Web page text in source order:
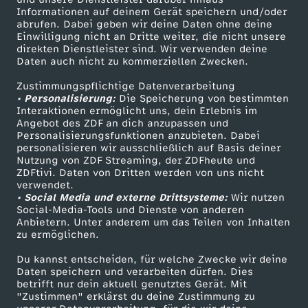
Informationen auf deinem Gerät speichern und/oder
abrufen. Dabei geben wir deine Daten ohne deine
Einwilligung nicht an Dritte weiter, die nicht unsere
direkten Dienstleister sind. Wir verwenden deine
Daten auch nicht zu kommerziellen Zwecken.
Zustimmungspflichtige Datenverarbeitung
• Personalisierung:Die Speicherung von bestimmten
Interaktionen ermöglicht uns, dein Erlebnis im
Angebot des ZDF an dich anzupassen und
Personalisierungsfunktionen anzubieten. Dabei
personalisieren wir ausschließlich auf Basis deiner
Nutzung von ZDF Streaming, der ZDFheute und
ZDFtivi. Daten von Dritten werden von uns nicht
verwendet.
• Social Media und externe Drittsysteme:Wir nutzen
Social-Media-Tools und Dienste von anderen
Anbietern. Unter anderem um das Teilen von Inhalten
zu ermöglichen.
Du kannst entscheiden, für welche Zwecke wir deine
Daten speichern und verarbeiten dürfen. Dies
betrifft nur dein aktuell genutztes Gerät. Mit
"Zustimmen" erklärst du deine Zustimmung zu
e
l
s
u
n
d
F
l
u
s
e
s
I
I
.
u
w
e
r
k
e
d
e
r
n
d
e
s
P
o
p
r
e
n
v
o
n
O
d
y
e
l
k
i
s
t
e
s
–
W
e
n
n
e
s
N
M
e
l
a
n
i
a
r
i
o
n
W
a
s
s
e
r
ZDF-Apps
Smart TV
ZDFtext
Livestreams
Sendungen A-Z
TV-Programm
ZDFmitreden
Kontakt zum ZDF
Tickets
Zuschauerservice
Hilfe
ZDF Unternehmen
Karriere
ZDF goes Schule
Werbefernsehen